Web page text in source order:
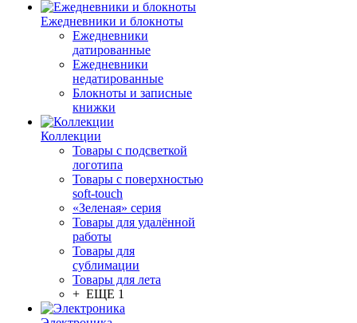
Ежедневники и блокноты
Ежедневники
датированные
Ежедневники
недатированные
Блокноты и записные
книжки
Коллекции
Товары с подсветкой
логотипа
Товары с поверхностью
soft-touch
«Зеленая» серия
Товары для удалённой
работы
Товары для
сублимации
Товары для лета
+ ЕЩЕ 1